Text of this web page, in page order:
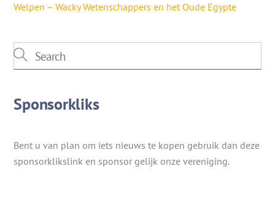
Welpen – Wacky Wetenschappers en het Oude Egypte
Sponsorkliks
Bent u van plan om iets nieuws te kopen gebruik dan deze
sponsorklikslink en sponsor gelijk onze vereniging.